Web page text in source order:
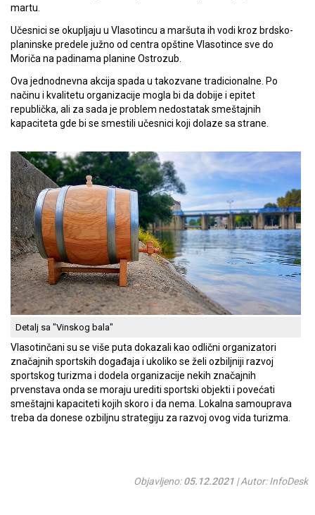
martu.
Učesnici se okupljaju u Vlasotincu a maršuta ih vodi kroz brdsko-
planinske predele južno od centra opštine Vlasotince sve do
Moriča na padinama planine Ostrozub.
Ova jednodnevna akcija spada u takozvane tradicionalne. Po
načinu i kvalitetu organizacije mogla bi da dobije i epitet
republička, ali za sada je problem nedostatak smeštajnih
kapaciteta gde bi se smestili učesnici koji dolaze sa strane.
Detalj sa "Vinskog bala"
Vlasotinčani su se više puta dokazali kao odlični organizatori
značajnih sportskih događaja i ukoliko se želi ozbiljniji razvoj
sportskog turizma i dodela organizacije nekih značajnih
prvenstava onda se moraju urediti sportski objekti i povećati
smeštajni kapaciteti kojih skoro i da nema. Lokalna samouprava
treba da donese ozbiljnu strategiju za razvoj ovog vida turizma.
Objavljeno:05.12.2021 | Autor: InfoDesk